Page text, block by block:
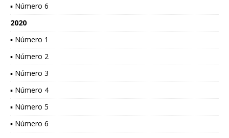
▪ Número 6
2020
▪ Número 1
▪ Número 2
▪ Número 3
▪ Número 4
▪ Número 5
▪ Número 6